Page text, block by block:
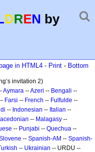
DREN by
in HTML4 - Print - Bottom
invitation 2)
Aymara --Azeri -- Bengali --
Farsi -- French -- Fulfulde --
-- Indonesian -- Italian --
-- Malagasy --
-- Punjabi -- Quechua --
-- Spanish-AM -- Spanish-
-- Ukrainian -- URDU --